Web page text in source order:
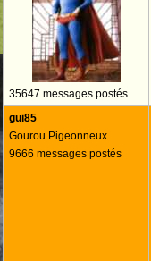
35647 messages postés
gui85
Gourou Pigeonneux
9666 messages postés